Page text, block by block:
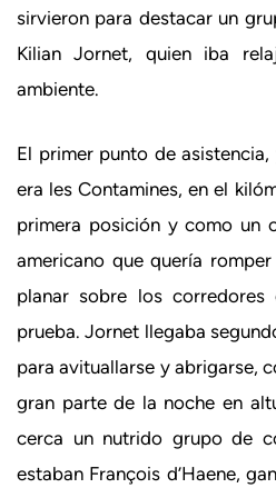
sirvieron para destacar un
Kilian Jornet, quien iba
ambiente.
El primer punto de
era les Contamines, en el
primera posición y como un
americano que quería
planar sobre los corredores
prueba. Jornet llegaba
para avituallarse y abrigarse,
gran parte de la noche en
cerca un nutrido grupo de
estaban François d’Haene,